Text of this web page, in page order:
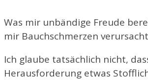
Was mir unbändige Freude
mir Bauchschmerzen
Ich glaube tatsächlich nicht,
Herausforderung etwas